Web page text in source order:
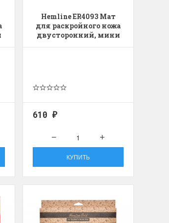
Hemline ER4093 Мат
для раскройного ножа
двусторонний, мини
610 ₽
КУПИТЬ